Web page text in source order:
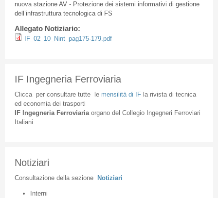
nuova stazione AV - Protezione dei sistemi informativi di gestione
dell’infrastruttura tecnologica di FS
Allegato Notiziario:
IF_02_10_Nint_pag175-179.pdf
IF Ingegneria Ferroviaria
Cliccaper consultare tuttele mensilità di IFla rivista di tecnica
ed economia dei trasporti
IF Ingegneria Ferroviaria organodel Collegio Ingegneri Ferroviari
Italiani
Notiziari
Consultazione della sezione Notiziari
Interni